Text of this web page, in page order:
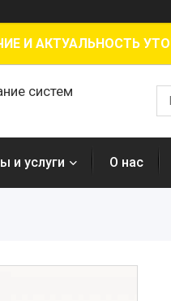
И АКТУАЛЬНОСТЬ
систем
и услуги О нас